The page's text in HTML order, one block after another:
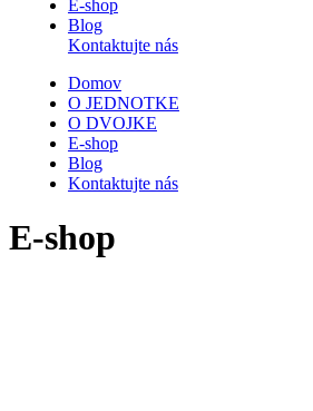
E-shop
Blog
Kontaktujte nás
Domov
O JEDNOTKE
O DVOJKE
E-shop
Blog
Kontaktujte nás
E-shop